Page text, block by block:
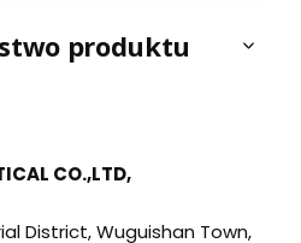
produktu
CO.,LTD,
District, Wuguishan Town,